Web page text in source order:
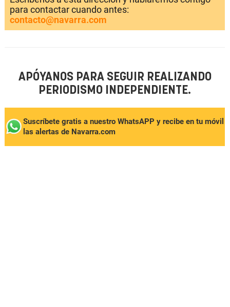
para contactar cuando antes:
contacto@navarra.com
APÓYANOS PARA SEGUIR REALIZANDO
PERIODISMO INDEPENDIENTE.
Suscríbete gratis a nuestro WhatsAPP y recibe en tu móvil
las alertas de Navarra.com